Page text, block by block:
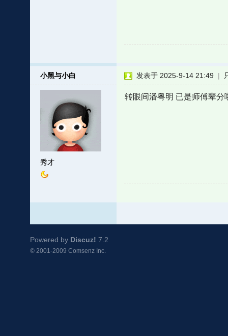
小黑与小白
秀才
发表于 2025-9-14 21:49 |
转眼间潘粤明 已是师傅辈
Powered by Discuz! 7.2
© 2001-2009 Comsenz Inc.